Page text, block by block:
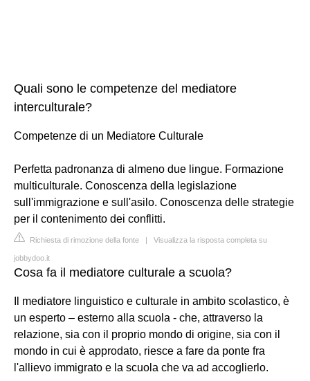
Quali sono le competenze del mediatore
interculturale?
Competenze di un Mediatore Culturale
Perfetta padronanza di almeno due lingue. Formazione
multiculturale. Conoscenza della legislazione
sull'immigrazione e sull'asilo. Conoscenza delle strategie
per il contenimento dei conflitti.
Richiesta di rimozione della fonte | Visualizza la risposta completa su
jobbydoo.it
Cosa fa il mediatore culturale a scuola?
Il mediatore linguistico e culturale in ambito scolastico, è
un esperto – esterno alla scuola - che, attraverso la
relazione, sia con il proprio mondo di origine, sia con il
mondo in cui è approdato, riesce a fare da ponte fra
l'allievo immigrato e la scuola che va ad accoglierlo.